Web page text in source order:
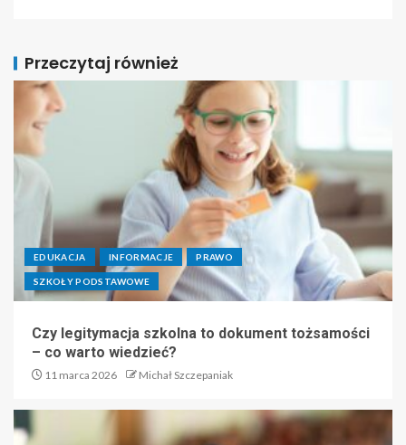
Przeczytaj również
EDUKACJA INFORMACJE PRAWO
SZKOŁY PODSTAWOWE
Czy legitymacja szkolna to dokument tożsamości
– co warto wiedzieć?
11 marca 2026 Michał Szczepaniak